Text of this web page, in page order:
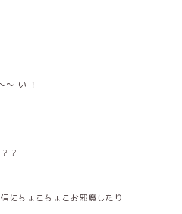
〜 い ！
？
にちょこちょこお邪魔したり